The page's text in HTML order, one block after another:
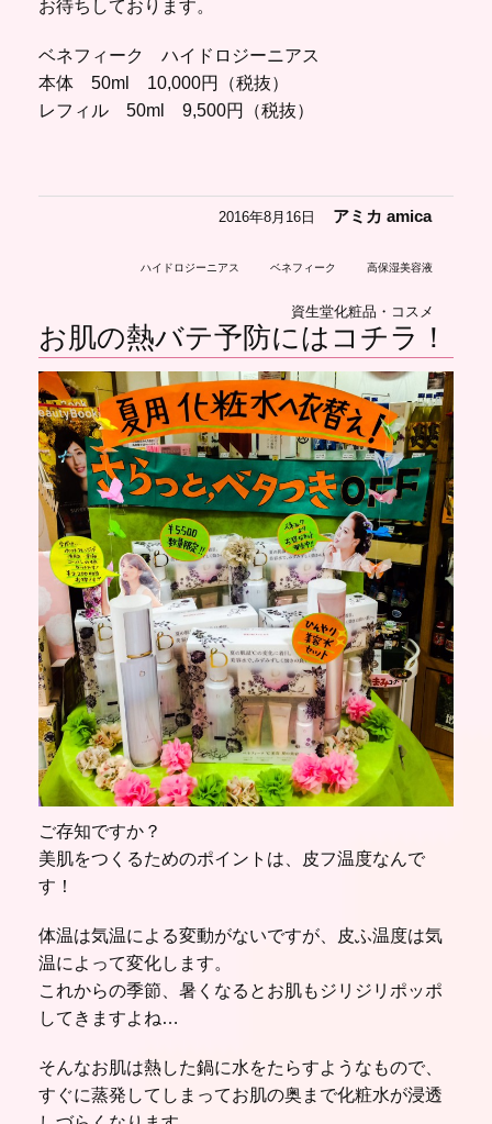
お待ちしております。
ベネフィーク ハイドロジーニアス
本体 50ml 10,000円（税抜）
レフィル 50ml 9,500円（税抜）
2016年8月16日 アミカ amica
ハイドロジーニアス ベネフィーク 高保湿美容液
資生堂化粧品・コスメ
お肌の熱バテ予防にはコチラ！
ご存知ですか？
美肌をつくるためのポイントは、皮フ温度なんで
す！
体温は気温による変動がないですが、皮ふ温度は気
温によって変化します。
これからの季節、暑くなるとお肌もジリジリポッポ
してきますよね…
そんなお肌は熱した鍋に水をたらすようなもので、
すぐに蒸発してしまってお肌の奥まで化粧水が浸透